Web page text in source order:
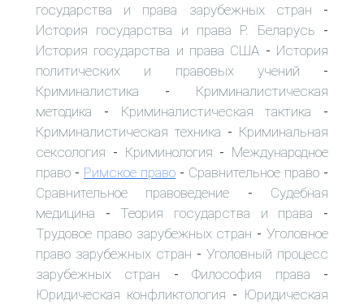
государства и права зарубежных стран -
История государства и права Р. Беларусь -
История государства и права США - История
политических и правовых учений -
Криминалистика - Криминалистическая
методика - Криминалистическая тактика -
Криминалистическая техника - Криминальная
сексология - Криминология - Международное
право - Римское право - Сравнительное право -
Сравнительное правоведение - Судебная
медицина - Теория государства и права -
Трудовое право зарубежных стран -Уголовное
право зарубежных стран - Уголовный процесс
зарубежных стран -Философия права -
Юридическая конфликтология - Юридическая